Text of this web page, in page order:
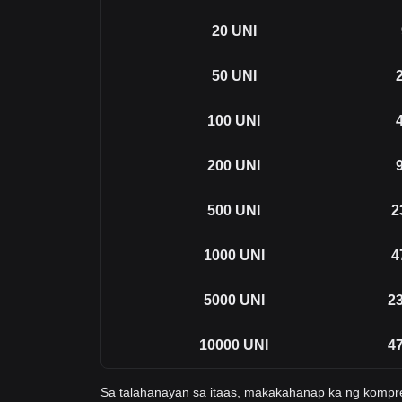
20 UNI
50 UNI
100 UNI
200 UNI
500 UNI
1000 UNI
5000 UNI
10000 UNI
Sa talahanayan sa itaas, makakahanap ka ng